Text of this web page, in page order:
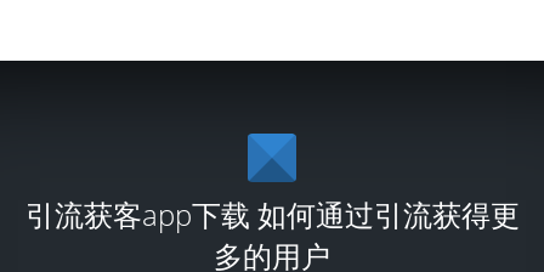
引流获客app下载 如何通过引流获得更
多的用户